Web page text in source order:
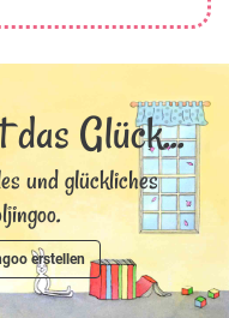
Glück...
und glückliches
erstellen